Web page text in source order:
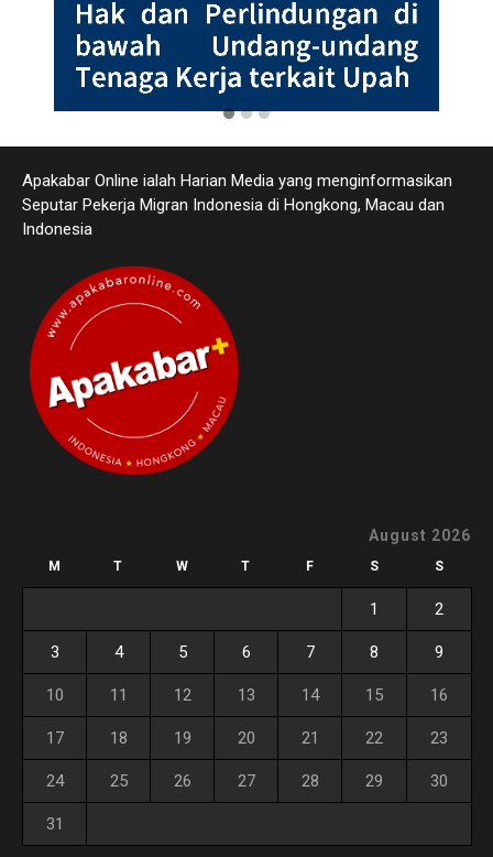
Apakabar Online ialah Harian Media yang menginformasikan
Seputar Pekerja Migran Indonesia di Hongkong, Macau dan
Indonesia
August 2026
M T W T F S S
1 2
3 4 5 6 7 8 9
10 11 12 13 14 15 16
17 18 19 20 21 22 23
24 25 26 27 28 29 30
31